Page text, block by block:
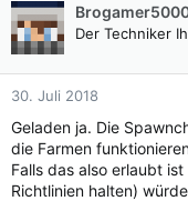
Der Techniker
30. Juli 2018
Geladen ja. Die
die Farmen
Falls das also erlaubt
Richtlinien halten)